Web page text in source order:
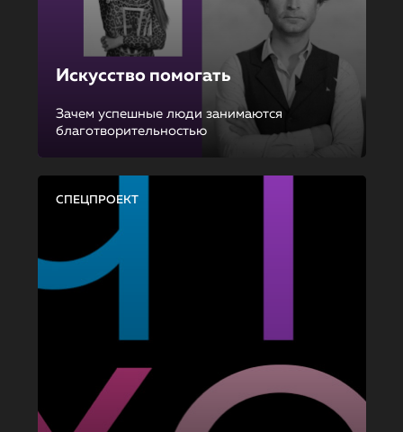
Искусство помогать
Зачем успешные люди занимаются
благотворительностью
СПЕЦПРОЕКТ